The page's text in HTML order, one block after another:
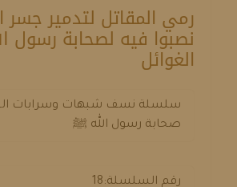
رمي المقاتل لتدمير جسر
نصبوا فيه لصحابة رسول
الغوائل
سلسلة نسف شبهات وسرابات
صحابة رسول الله ﷺ
رقم السلسلة:18